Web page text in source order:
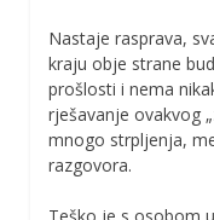
Nastaje rasprava,
kraju obje strane
prošlosti i nema
rješavanje ovakvog
mnogo strpljenja,
razgovora.